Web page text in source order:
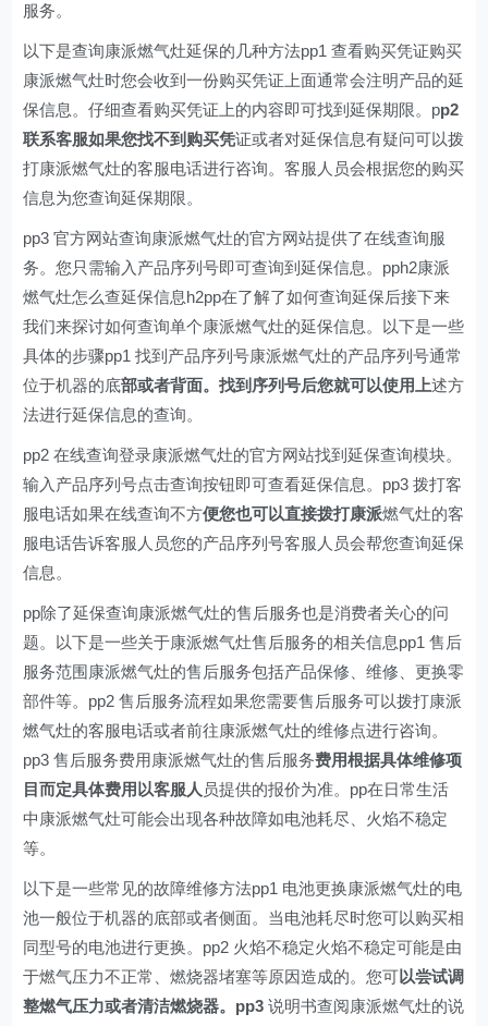
服务。
以下是查询康派燃气灶延保的几种方法pp1 查看购买凭证购买
康派燃气灶时您会收到一份购买凭证上面通常会注明产品的延
保信息。仔细查看购买凭证上的内容即可找到延保期限。pp2
联系客服如果您找不到购买凭证或者对延保信息有疑问可以拨
打康派燃气灶的客服电话进行咨询。客服人员会根据您的购买
信息为您查询延保期限。
pp3 官方网站查询康派燃气灶的官方网站提供了在线查询服
务。您只需输入产品序列号即可查询到延保信息。pph2康派
燃气灶怎么查延保信息h2pp在了解了如何查询延保后接下来
我们来探讨如何查询单个康派燃气灶的延保信息。以下是一些
具体的步骤pp1 找到产品序列号康派燃气灶的产品序列号通常
位于机器的底部或者背面。找到序列号后您就可以使用上述方
法进行延保信息的查询。
pp2 在线查询登录康派燃气灶的官方网站找到延保查询模块。
输入产品序列号点击查询按钮即可查看延保信息。pp3 拨打客
服电话如果在线查询不方便您也可以直接拨打康派燃气灶的客
服电话告诉客服人员您的产品序列号客服人员会帮您查询延保
信息。
pp除了延保查询康派燃气灶的售后服务也是消费者关心的问
题。以下是一些关于康派燃气灶售后服务的相关信息pp1 售后
服务范围康派燃气灶的售后服务包括产品保修、维修、更换零
部件等。pp2 售后服务流程如果您需要售后服务可以拨打康派
燃气灶的客服电话或者前往康派燃气灶的维修点进行咨询。
pp3 售后服务费用康派燃气灶的售后服务费用根据具体维修项
目而定具体费用以客服人 员提供的报价为准。pp在日常生活
中康派燃气灶可能会出现各种故障如电池耗尽、火焰不稳定
等。
以下是一些常见的故障维修方法pp1 电池更换康派燃气灶的电
池一般位于机器的底部或者侧面。当电池耗尽时您可以购买相
同型号的电池进行更换。pp2 火焰不稳定火焰不稳定可能是由
于燃气压力不正常、燃烧器堵塞等原因造成的。您可以尝试调
整燃气压力或者清洁燃烧器。pp3说明书查阅康派燃气灶的说